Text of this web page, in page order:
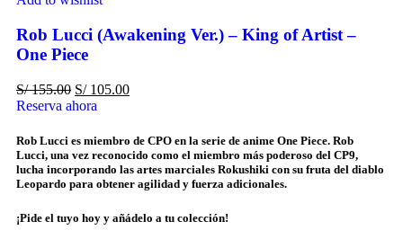
Rob Lucci (Awakening Ver.) – King of Artist –
One Piece
S/155.00 S/105.00
Reserva ahora
Rob Lucci es miembro de CPO en la serie de anime One Piece. Rob
Lucci, una vez reconocido como el miembro más poderoso del CP9,
lucha incorporando las artes marciales Rokushiki con su fruta del diablo
Leopardo para obtener agilidad y fuerza adicionales.
¡Pide el tuyo hoy y añádelo a tu colección!